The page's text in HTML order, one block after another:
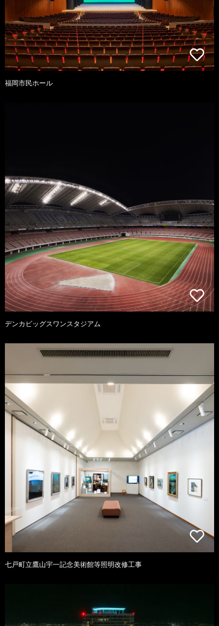
福岡市民ホール
デンカビッグスワンスタジアム
七戸町立鷹山宇一記念美術館等照明改修工事